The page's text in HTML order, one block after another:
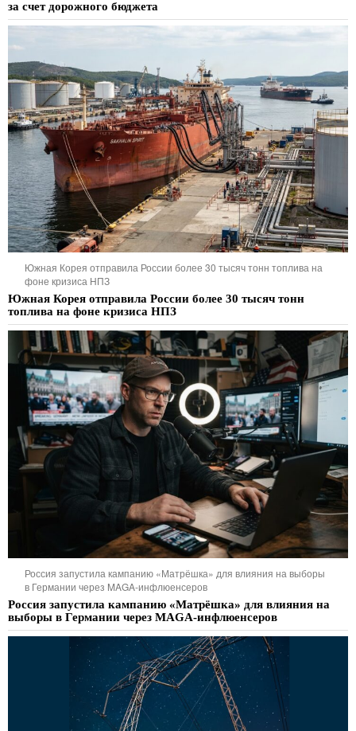
за счет дорожного бюджета
Южная Корея отправила России более 30 тысяч тонн топлива на
фоне кризиса НПЗ
Южная Корея отправила России более 30 тысяч тонн
топлива на фоне кризиса НПЗ
Россия запустила кампанию «Матрёшка» для влияния на выборы
в Германии через MAGA-инфлюенсеров
Россия запустила кампанию «Матрёшка» для влияния на
выборы в Германии через MAGA-инфлюенсеров